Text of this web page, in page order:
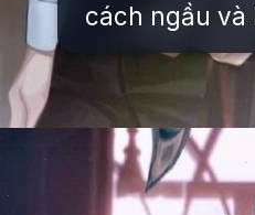
cách ngầu
Đang mở https://